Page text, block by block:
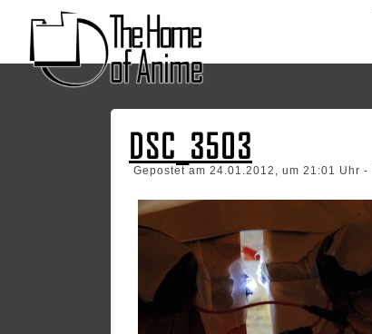
DSC_3503
Gepostet am 24.01.2012, um 21:01 Uhr